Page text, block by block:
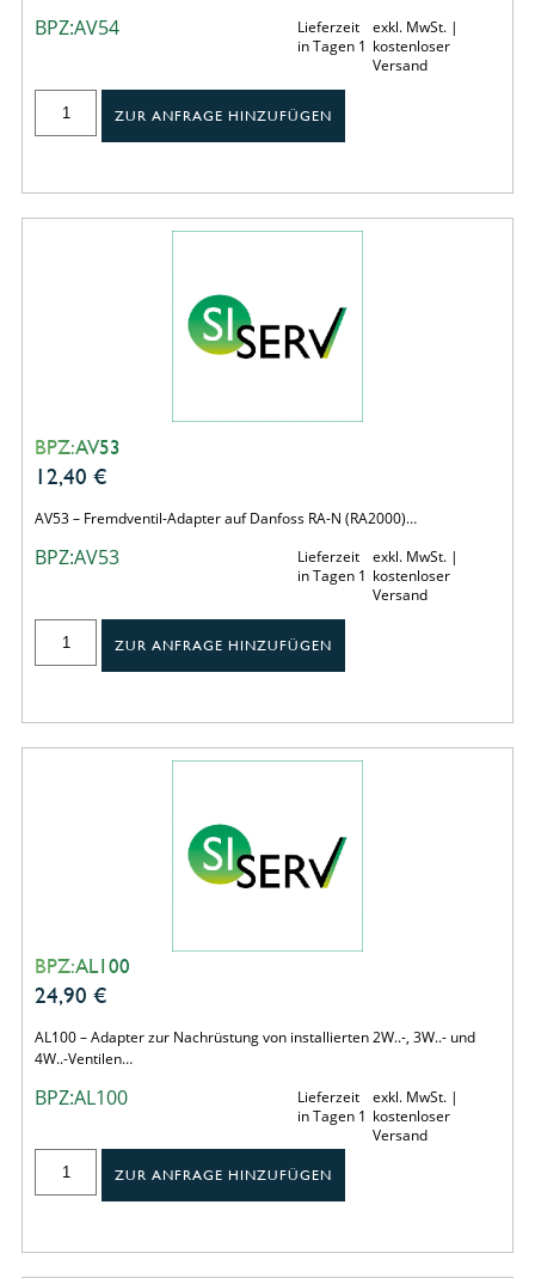
BPZ:AV54
Lieferzeit
in Tagen 1
exkl. MwSt. |
kostenloser
Versand
ZUR ANFRAGE HINZUFÜGEN
BPZ:AV53
12,40 €
AV53 – Fremdventil-Adapter auf Danfoss RA-N (RA2000)…
BPZ:AV53
Lieferzeit
in Tagen 1
exkl. MwSt. |
kostenloser
Versand
ZUR ANFRAGE HINZUFÜGEN
BPZ:AL100
24,90 €
AL100 – Adapter zur Nachrüstung von installierten 2W..-, 3W..- und
4W..-Ventilen…
BPZ:AL100
Lieferzeit
in Tagen 1
exkl. MwSt. |
kostenloser
Versand
ZUR ANFRAGE HINZUFÜGEN